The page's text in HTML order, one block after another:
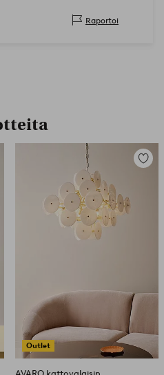
Raportoi
Outlet
Lisää